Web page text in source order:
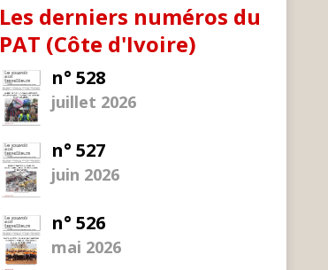
Les derniers numéros du
PAT (Côte d'Ivoire)
n° 528
juillet 2026
n° 527
juin 2026
n° 526
mai 2026